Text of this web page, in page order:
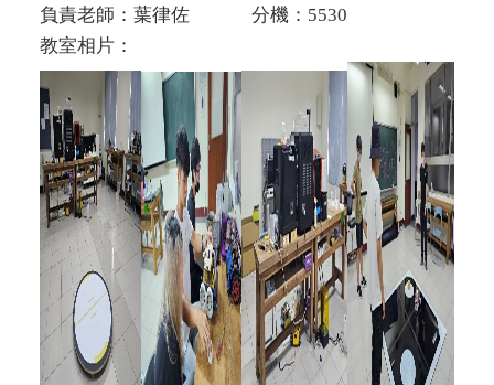
負責老師：葉律佐 分機：5530
教室相片：